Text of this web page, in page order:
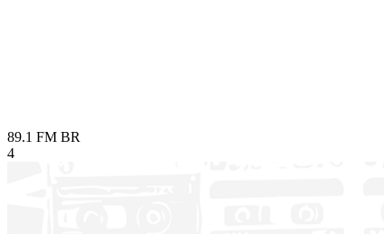
89.1 FM BR
4